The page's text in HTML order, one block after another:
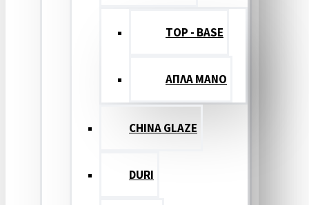
TOP - BASE
ΑΠΛΑ ΜΑΝΟ
CHINA GLAZE
DURI